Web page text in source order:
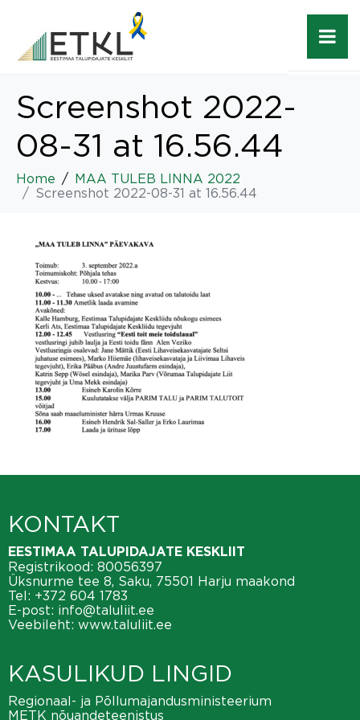
Screenshot 2022-
08-31 at 16.56.44
Home
MAA TULEB LINNA 2022
Screenshot 2022-08-31 at 16.56.44
KONTAKT
EESTIMAA TALUPIDAJATE KESKLIIT
Registrikood: 80056397
Üksnurme tee 8, Saku, 75501 Harju maakond
Tel: +372 604 1783
E-post: info@taluliit.ee
Veebileht: www.taluliit.ee
KASULIKUD LINGID
Regionaal- ja Põllumajandusministeerium
METK nõuandeteenistus